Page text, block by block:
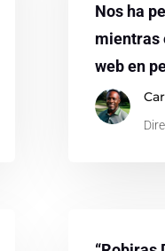
Nos ha
mientras
web en